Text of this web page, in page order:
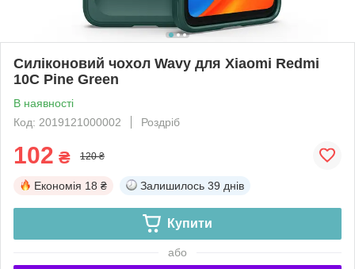
Силіконовий чохол Wavy для Xiaomi Redmi
10C Pine Green
В наявності
Код: 2019121000002
Роздріб
102 ₴ 120 ₴
Економія 18 ₴ Залишилось 39 днів
Купити
або